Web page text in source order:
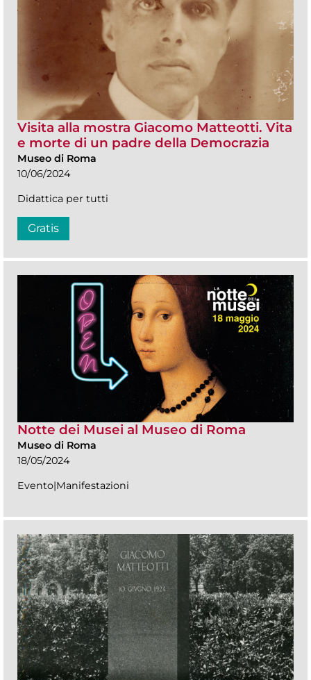
Visita alla mostra Giacomo Matteotti. Vita
e morte di un padre della Democrazia
Museo di Roma
10/06/2024
Didattica per tutti
Gratis
Notte dei Musei al Museo di Roma
Museo di Roma
18/05/2024
Evento|Manifestazioni